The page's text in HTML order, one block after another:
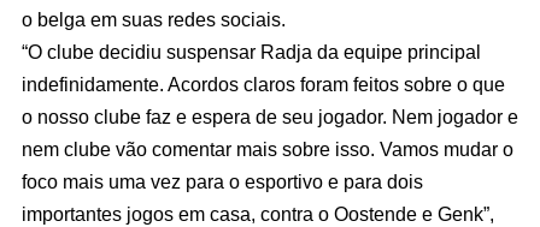
o belga em suas redes sociais.
“O clube decidiu suspensar Radja da equipe principal
indefinidamente. Acordos claros foram feitos sobre o que
o nosso clube faz e espera de seu jogador. Nem jogador e
nem clube vão comentar mais sobre isso. Vamos mudar o
foco mais uma vez para o esportivo e para dois
importantes jogos em casa, contra o Oostende e Genk”,